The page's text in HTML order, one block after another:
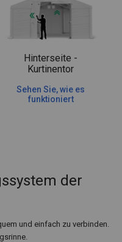
Hinterseite -
Kurtinentor
Sehen Sie, wie es
funktioniert
der
und einfach zu verbinden.